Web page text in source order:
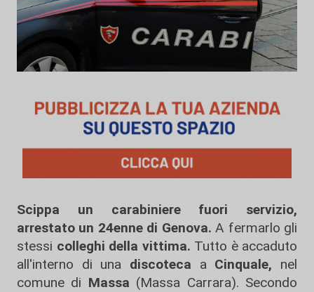
Scippa un carabiniere fuori servizio,
arrestato un 24enne di Genova. A fermarlo gli
stessi colleghi della vittima. Tutto è accaduto
all'interno di una discoteca a Cinquale, nel
comune di Massa (Massa Carrara). Secondo